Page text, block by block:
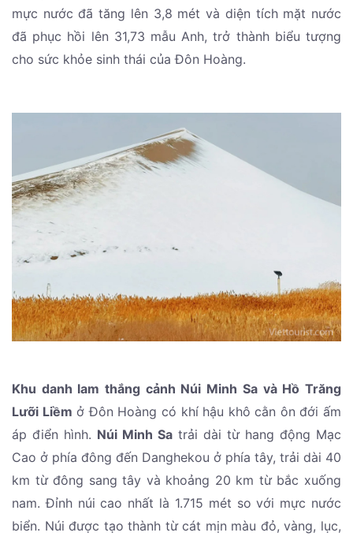
mực nước đã tăng lên 3,8 mét và diện tích mặt nước
đã phục hồi lên 31,73 mẫu Anh, trở thành biểu tượng
cho sức khỏe sinh thái của Đôn Hoàng.
Khu danh lam thắng cảnh Núi Minh Sa và Hồ Trăng
Lưỡi Liềm ở Đôn Hoàng có khí hậu khô cằn ôn đới ấm
áp điển hình. Núi Minh Sa trải dài từ hang động Mạc
Cao ở phía đông đến Danghekou ở phía tây, trải dài 40
km từ đông sang tây và khoảng 20 km từ bắc xuống
nam. Đỉnh núi cao nhất là 1.715 mét so với mực nước
biển. Núi được tạo thành từ cát mịn màu đỏ, vàng, lục,